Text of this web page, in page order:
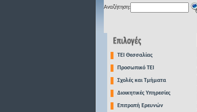
Αναζήτηση:
TEI Θεσσαλίας
Προσωπικό ΤΕΙ
Σχολές και Τμήματα
Διοικητικές Υπηρεσίες
Επιτροπή Ερευνών